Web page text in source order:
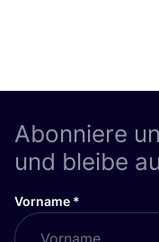
Abonniere
und bleibe
Vorname *